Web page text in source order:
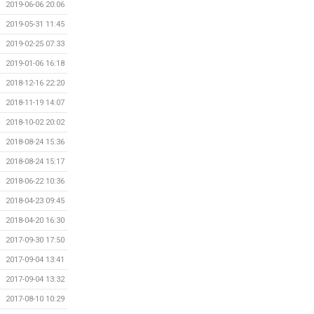
2019-06-06 20:06
2019-05-31 11:45
2019-02-25 07:33
2019-01-06 16:18
2018-12-16 22:20
2018-11-19 14:07
2018-10-02 20:02
2018-08-24 15:36
2018-08-24 15:17
2018-06-22 10:36
2018-04-23 09:45
2018-04-20 16:30
2017-09-30 17:50
2017-09-04 13:41
2017-09-04 13:32
2017-08-10 10:29